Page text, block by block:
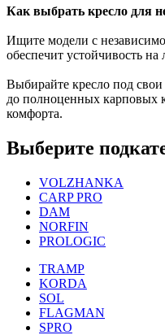
Как выбрать кресло для
Ищите модели с
обеспечит устойчивость
Выбирайте кресло под
до полноценных карповых
комфорта.
Выберите
VOLZHANKA
CARP PRO
DAM
NORFIN
PROLOGIC
TRAMP
KORDA
SOL
FLAGMAN
SPRO